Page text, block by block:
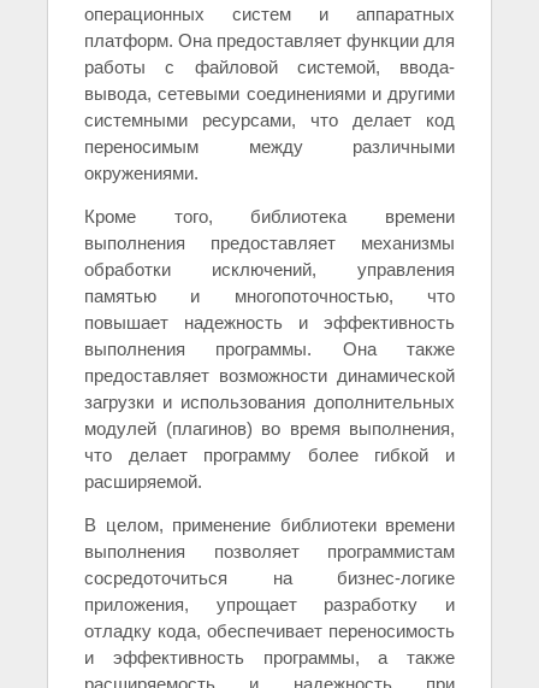
операционных систем и аппаратных
платформ. Она предоставляет функции для
работы с файловой системой, ввода-
вывода, сетевыми соединениями и другими
системными ресурсами, что делает код
переносимым между различными
окружениями.
Кроме того, библиотека времени
выполнения предоставляет механизмы
обработки исключений, управления
памятью и многопоточностью, что
повышает надежность и эффективность
выполнения программы. Она также
предоставляет возможности динамической
загрузки и использования дополнительных
модулей (плагинов) во время выполнения,
что делает программу более гибкой и
расширяемой.
В целом, применение библиотеки времени
выполнения позволяет программистам
сосредоточиться на бизнес-логике
приложения, упрощает разработку и
отладку кода, обеспечивает переносимость
и эффективность программы, а также
расширяемость и надежность при